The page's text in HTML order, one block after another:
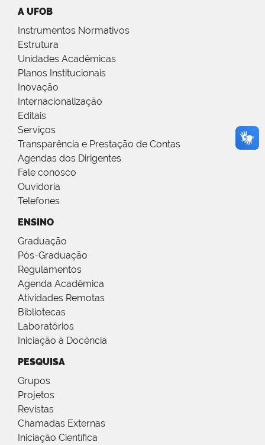
A UFOB
Instrumentos Normativos
Estrutura
Unidades Acadêmicas
Planos Institucionais
Inovação
Internacionalização
Editais
Serviços
Transparência e Prestação de Contas
Agendas dos Dirigentes
Fale conosco
Ouvidoria
Telefones
ENSINO
Graduação
Pós-Graduação
Regulamentos
Agenda Acadêmica
Atividades Remotas
Bibliotecas
Laboratórios
Iniciação à Docência
PESQUISA
Grupos
Projetos
Revistas
Chamadas Externas
Iniciação Científica